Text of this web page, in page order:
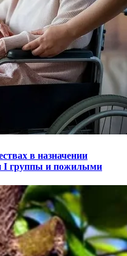
в назначении
I группы и пожилыми